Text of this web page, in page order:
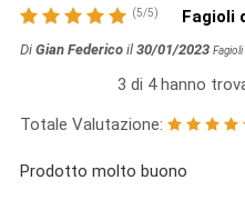
(5/5) Fagioli
Di Gian Federico il 30/01/2023
3 di 4hanno
Totale Valutazione:
Prodotto molto buono